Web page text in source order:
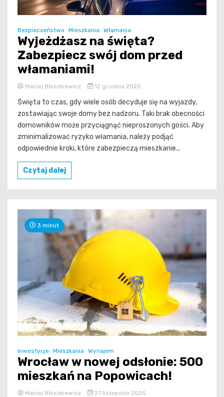
Bezpieczeństwo Mieszkania Włamania
Wyjeżdżasz na święta?
Zabezpiecz swój dom przed
włamaniami!
Maciej Błaszkiewicz 12 grudnia 2025
Święta to czas, gdy wiele osób decyduje się na wyjazdy,
zostawiając swoje domy bez nadzoru. Taki brak obecności
domowników może przyciągnąć nieproszonych gości. Aby
zminimalizować ryzyko włamania, należy podjąć
odpowiednie kroki, które zabezpieczą mieszkanie...
Czytaj dalej
3 minut
Inwestycje Mieszkania Wynajem
Wrocław w nowej odsłonie: 500
mieszkań na Popowicach!
Maciej Błaszkiewicz 27 listopada 2025